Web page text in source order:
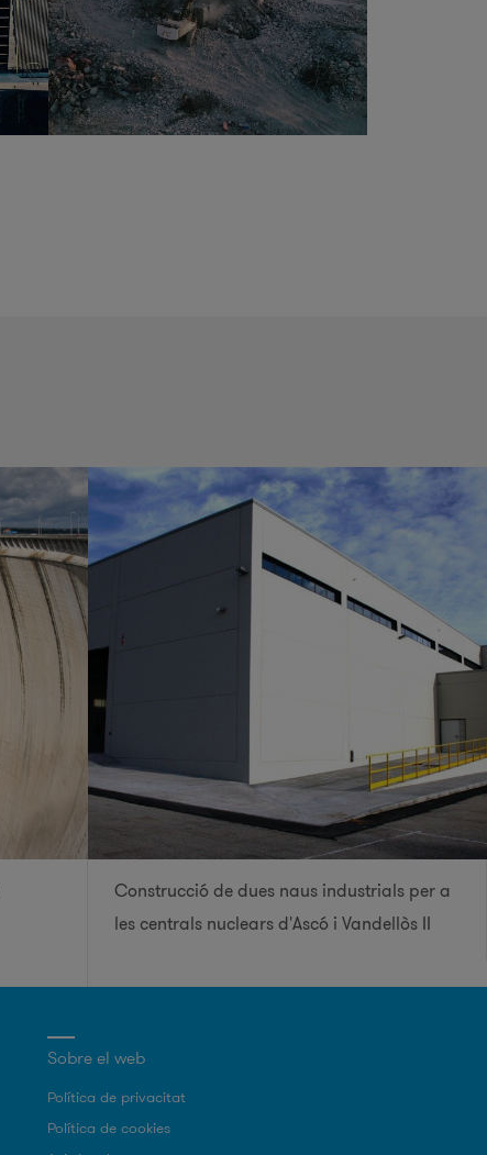
Construcció de dues naus industrials per a
les centrals nuclears d'Ascó i Vandellòs II
Sobre el web
Política de privacitat
Política de cookies